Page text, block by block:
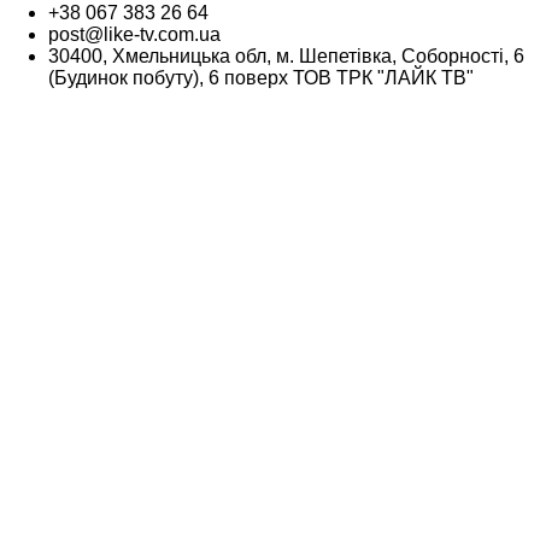
+38 067 383 26 64
post@like-tv.com.ua
30400, Хмельницька обл, м. Шепетівка, Соборності, 6
(Будинок побуту), 6 поверх ТОВ ТРК "ЛАЙК ТВ"